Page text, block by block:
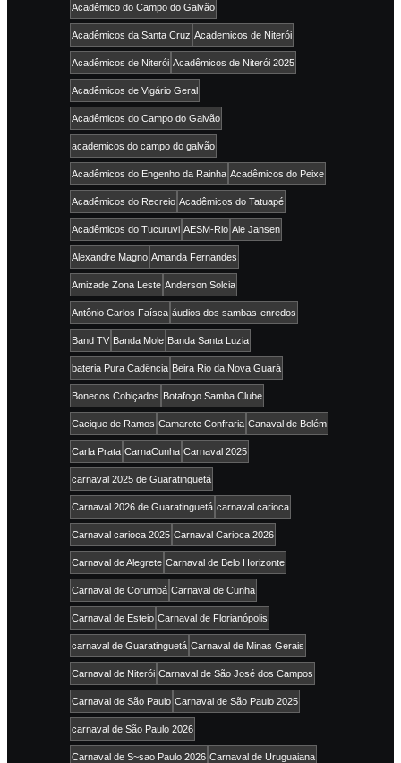
Acadêmico do Campo do Galvão
Acadêmicos da Santa Cruz Academicos de Niterói
Acadêmicos de Niterói Acadêmicos de Niterói 2025
Acadêmicos de Vigário Geral
Acadêmicos do Campo do Galvão
academicos do campo do galvão
Acadêmicos do Engenho da Rainha Acadêmicos do Peixe
Acadêmicos do Recreio Acadêmicos do Tatuapé
Acadêmicos do Tucuruvi AESM-Rio Ale Jansen
Alexandre Magno Amanda Fernandes
Amizade Zona Leste Anderson Solcia
Antônio Carlos Faísca áudios dos sambas-enredos
Band TV Banda Mole Banda Santa Luzia
bateria Pura Cadência Beira Rio da Nova Guará
Bonecos Cobiçados Botafogo Samba Clube
Cacique de Ramos Camarote Confraria Canaval de Belém
Carla Prata CarnaCunha Carnaval 2025
carnaval 2025 de Guaratinguetá
Carnaval 2026 de Guaratinguetá carnaval carioca
Carnaval carioca 2025 Carnaval Carioca 2026
Carnaval de Alegrete Carnaval de Belo Horizonte
Carnaval de Corumbá Carnaval de Cunha
Carnaval de Esteio Carnaval de Florianópolis
carnaval de Guaratinguetá Carnaval de Minas Gerais
Carnaval de Niterói Carnaval de São José dos Campos
Carnaval de São Paulo Carnaval de São Paulo 2025
carnaval de São Paulo 2026
Carnaval de S~sao Paulo 2026 Carnaval de Uruguaiana